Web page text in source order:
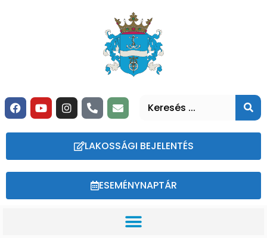
LAKOSSÁGI BEJELENTÉS
ESEMÉNYNAPTÁR